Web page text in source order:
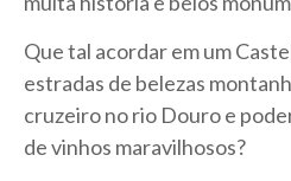
Que tal acordar em um
estradas de belezas
cruzeiro no rio Douro e
de vinhos maravilhosos?